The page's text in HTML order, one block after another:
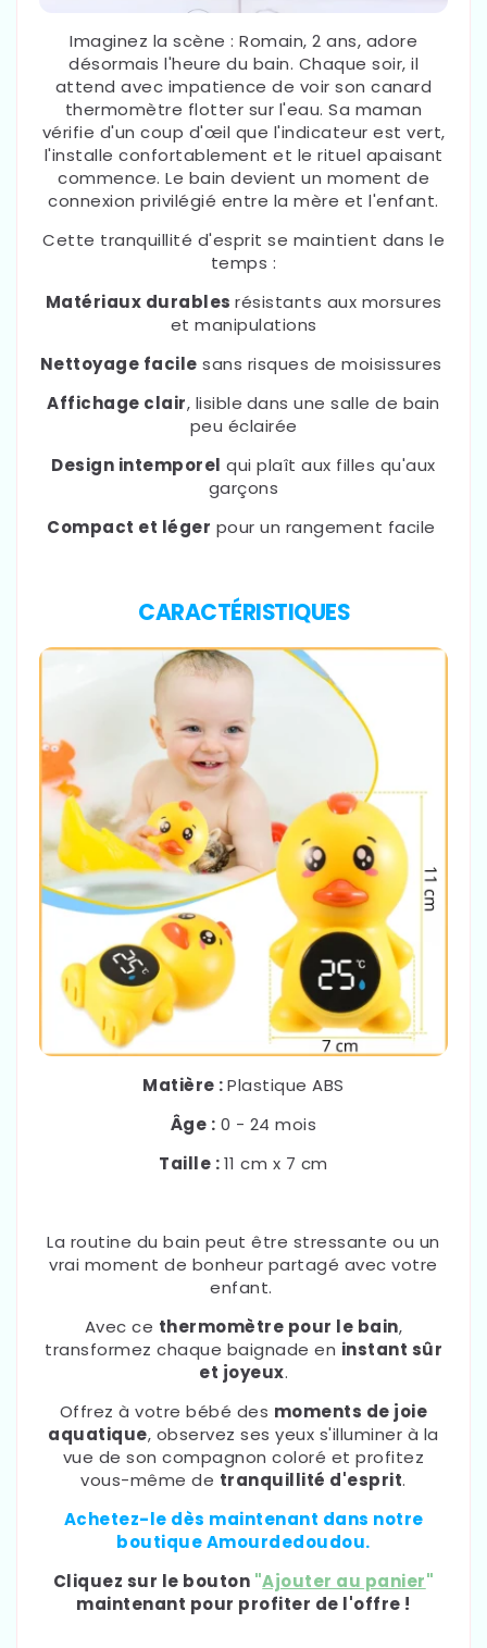
Imaginez la scène : Romain, 2 ans, adore
désormais l'heure du bain. Chaque soir, il
attend avec impatience de voir son canard
thermomètre flotter sur l'eau. Sa maman
vérifie d'un coup d'œil que l'indicateur est vert,
l'installe confortablement et le rituel apaisant
commence. Le bain devient un moment de
connexion privilégié entre la mère et l'enfant.
Cette tranquillité d'esprit se maintient dans le
temps :
Matériaux durables résistants aux morsures
et manipulations
Nettoyage facile sans risques de moisissures
Affichage clair, lisible dans une salle de bain
peu éclairée
Design intemporel qui plaît aux filles qu'aux
garçons
Compact et léger pour un rangement facile
CARACTÉRISTIQUES
Matière :Plastique ABS
Âge : 0 - 24 mois
Taille :11 cm x 7 cm
La routine du bain peut être stressante ou un
vrai moment de bonheur partagé avec votre
enfant.
Avec ce thermomètre pour le bain,
transformez chaque baignade en instant sûr
et joyeux.
Offrez à votre bébé des moments de joie
aquatique, observez ses yeux s'illuminer à la
vue de son compagnon coloré et profitez
vous-même de tranquillité d'esprit.
Achetez-le dès maintenant dans notre
boutique Amourdedoudou.
Cliquez sur le bouton "Ajouter au panier"
maintenant pour profiter de l'offre !